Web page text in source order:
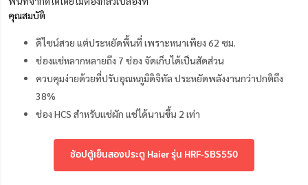
คุณสมบัติ
ดีไซน์สวย แต่ประหยัดพื้นที่ เพราะหนาเพียง 62 ซม.
ช่องแช่หลากหลายถึง 7 ช่อง จัดเก็บได้เป็นสัดส่วน
ควบคุมง่ายด้วยที่ปรับอุณหภูมิดิจิทัล ประหยัดพลังงานกว่าปกติถึง
38%
ช่อง HCS สำหรับแช่ผัก แช่ได้นานขึ้น 2 เท่า
ช้อปตู้เย็นสองประตู Haier รุ่น HRF-SBS550